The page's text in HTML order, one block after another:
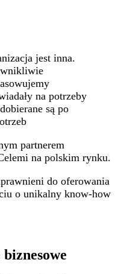
jest inna.
wnikliwie
na potrzeby
są po
partnerem
na polskim rynku.
do oferowania
o unikalny know-how